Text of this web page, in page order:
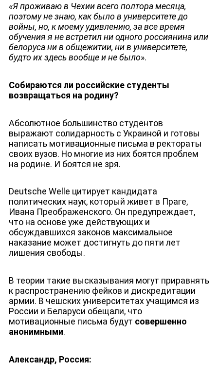
ЛИЦА КАНАЛА
«Я проживаю в Чехии всего полтора месяца,
поэтому не знаю, как было в университете до
войны, но, к моему удивлению, за все время
обучения я не встретил ни одного россиянина или
белоруса ни в общежитии, ни в университете,
будто их здесь вообще и не было».
Собираются ли российские студенты
возвращаться на родину?
Абсолютное большинство студентов
выражают солидарность с Украиной и готовы
написать мотивационные письма в ректораты
своих вузов. Но многие из них боятся проблем
на родине. И боятся не зря.
Deutsche Welle цитирует кандидата
политических наук, который живет в Праге,
Ивана Преображенского. Он предупреждает,
что на основе уже действующих и
обсуждавшихся законов максимальное
наказание может достигнуть до пяти лет
лишения свободы.
В теории такие высказывания могут приравнять
к распространению фейков и дискредитации
армии. В чешских университетах учащимся из
России и Беларуси обещали, что
мотивационные письма будут совершенно
анонимными.
Александр, Россия: